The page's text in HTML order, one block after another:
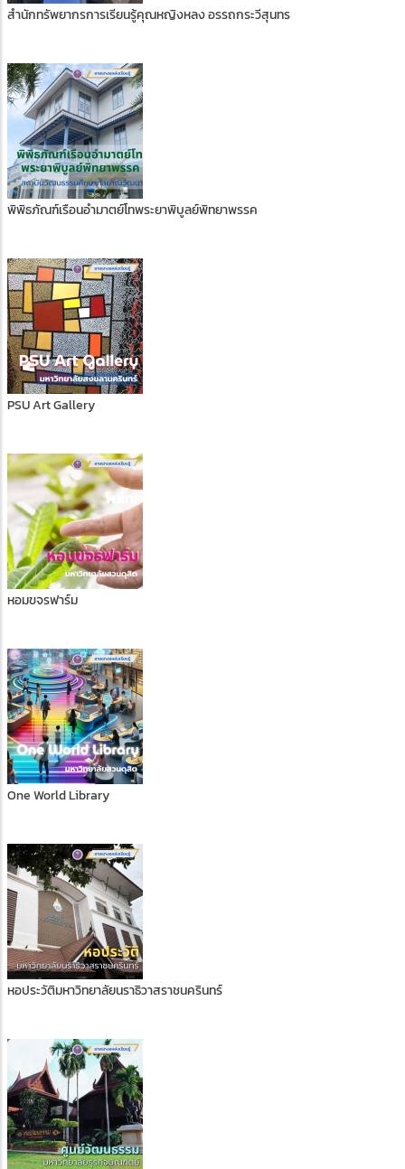
สำนักทรัพยากรการเรียนรู้คุณหญิงหลง อรรถกระวีสุนทร
พิพิธภัณฑ์เรือนอำมาตย์โทพระยาพิบูลย์พิทยาพรรค
PSU Art Gallery
หอมขจรฟาร์ม
One World Library
หอประวัติมหาวิทยาลัยนราธิวาสราชนครินทร์